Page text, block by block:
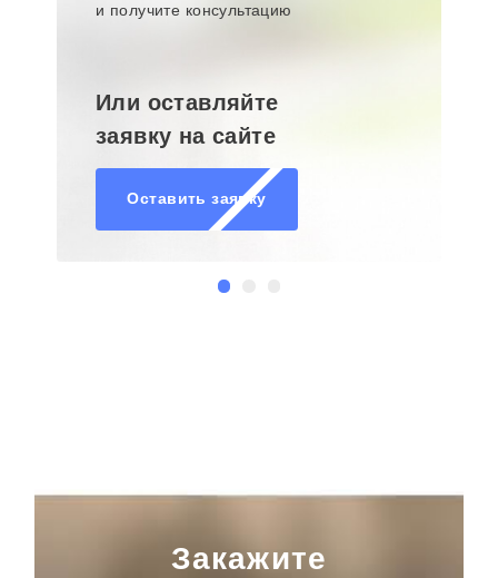
и получите консультацию
Или оставляйте
заявку на сайте
Оставить заявку
Закажите